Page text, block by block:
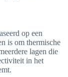
op een
is om thermische
lagen die
in het